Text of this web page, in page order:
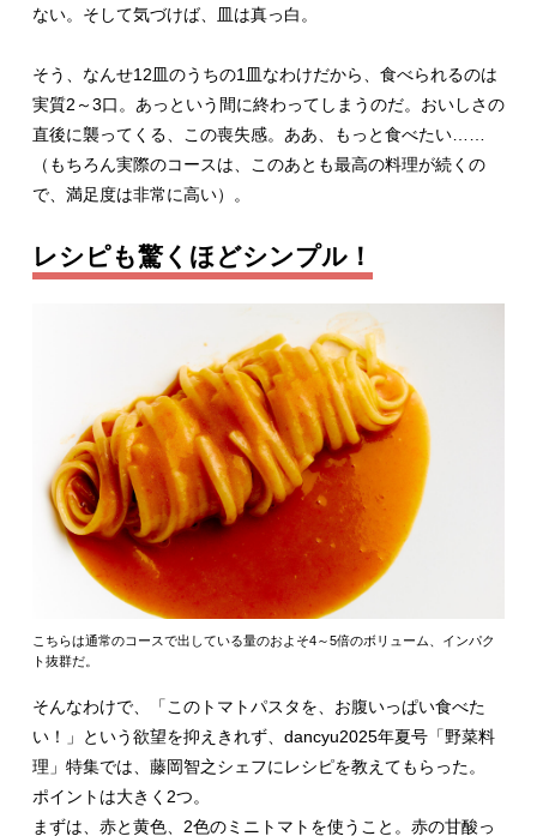
ない。そして気づけば、皿は真っ白。
そう、なんせ12皿のうちの1皿なわけだから、食べられるのは
実質2～3口。あっという間に終わってしまうのだ。おいしさの
直後に襲ってくる、この喪失感。ああ、もっと食べたい……
（もちろん実際のコースは、このあとも最高の料理が続くの
で、満足度は非常に高い）。
レシピも驚くほどシンプル！
こちらは通常のコースで出している量のおよそ4～5倍のボリューム、インパク
ト抜群だ。
そんなわけで、「このトマトパスタを、お腹いっぱい食べた
い！」という欲望を抑えきれず、dancyu2025年夏号「野菜料
理」特集では、藤岡智之シェフにレシピを教えてもらった。
ポイントは大きく2つ。
まずは、赤と黄色、2色のミニトマトを使うこと。赤の甘酸っ